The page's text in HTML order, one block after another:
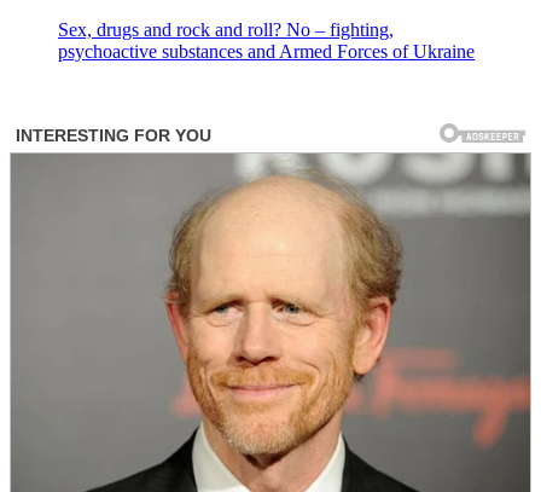
Sex, drugs and rock and roll? No – fighting,
psychoactive substances and Armed Forces of Ukraine